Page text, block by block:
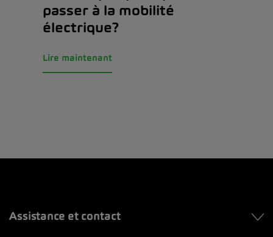
passer à la mobilité
électrique?
Lire maintenant
Assistance et contact